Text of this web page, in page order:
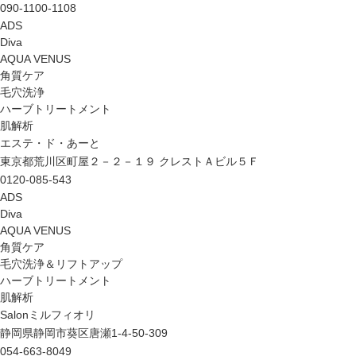
090-1100-1108
ADS
Diva
AQUA VENUS
角質ケア
毛穴洗浄
ハーブトリートメント
肌解析
エステ・ド・あーと
東京都荒川区町屋２－２－１９ クレストＡビル５Ｆ
0120-085-543
ADS
Diva
AQUA VENUS
角質ケア
毛穴洗浄＆リフトアップ
ハーブトリートメント
肌解析
Salonミルフィオリ
静岡県静岡市葵区唐瀬1-4-50-309
054-663-8049